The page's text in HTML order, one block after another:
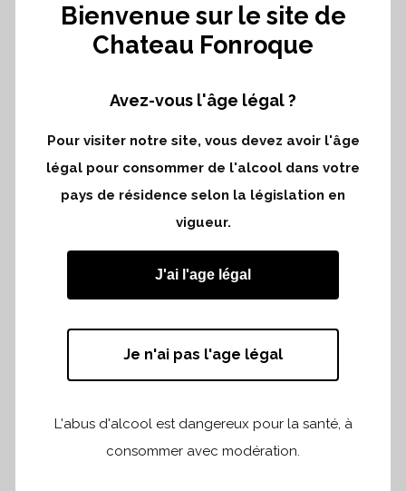
20 November
Business
Lorem ipsum dolor sit amet, consectetuer
adipiscing elit. Nam cursus. Morbi ut mi.
condimentum at, laoreet mattis, massa.
Sed eleifend nonummy diam. Praesent
posuere sit amet, nibh. Duis tincidunt
lectus quis dui viverra vestibulum.
Bienvenue sur le site de
Chateau Fonroque
Avez-vous l'âge légal ?
Pour visiter notre site, vous devez avoir l'âge
légal pour consommer de l'alcool dans votre
pays de résidence selon la législation en
vigueur.
J'ai l'age légal
Je n'ai pas l'age légal
L'abus d'alcool est dangereux pour la santé, à
consommer avec modération.